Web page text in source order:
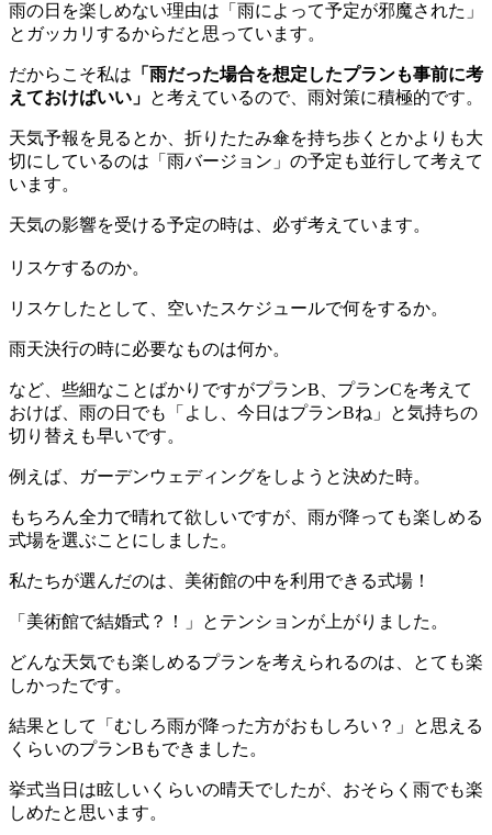
雨の日を楽しめない理由は「雨によって予定が邪魔された」
とガッカリするからだと思っています。
だからこそ私は 「雨だった場合を想定したプランも事前に考
えておけばいい」 と考えているので、雨対策に積極的です。
天気予報を見るとか、折りたたみ傘を持ち歩くとかよりも大
切にしているのは「雨バージョン」の予定も並行して考えて
います。
天気の影響を受ける予定の時は、必ず考えています。
リスケするのか。
リスケしたとして、空いたスケジュールで何をするか。
雨天決行の時に必要なものは何か。
など、些細なことばかりですがプランB、プランCを考えて
おけば、雨の日でも「よし、今日はプランBね」と気持ちの
切り替えも早いです。
例えば、ガーデンウェディングをしようと決めた時。
もちろん全力で晴れて欲しいですが、雨が降っても楽しめる
式場を選ぶことにしました。
私たちが選んだのは、美術館の中を利用できる式場！
「美術館で結婚式？！」とテンションが上がりました。
どんな天気でも楽しめるプランを考えられるのは、とても楽
しかったです。
結果として「むしろ雨が降った方がおもしろい？」と思える
くらいのプランBもできました。
挙式当日は眩しいくらいの晴天でしたが、おそらく雨でも楽
しめたと思います。